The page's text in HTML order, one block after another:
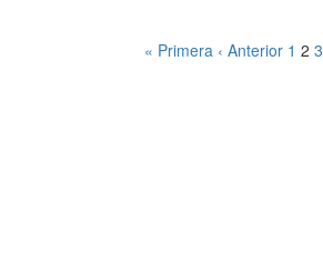
« Primera ‹ Anterior 1 2 3